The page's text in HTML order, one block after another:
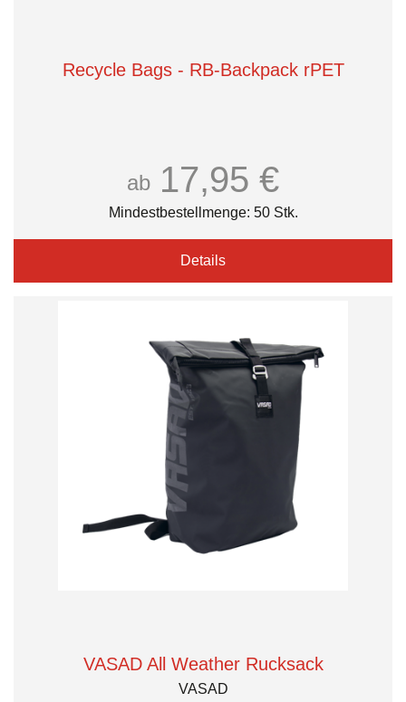
Recycle Bags - RB-Backpack rPET
ab 17,95 €
Mindestbestellmenge: 50 Stk.
Details
VASAD All Weather Rucksack
VASAD